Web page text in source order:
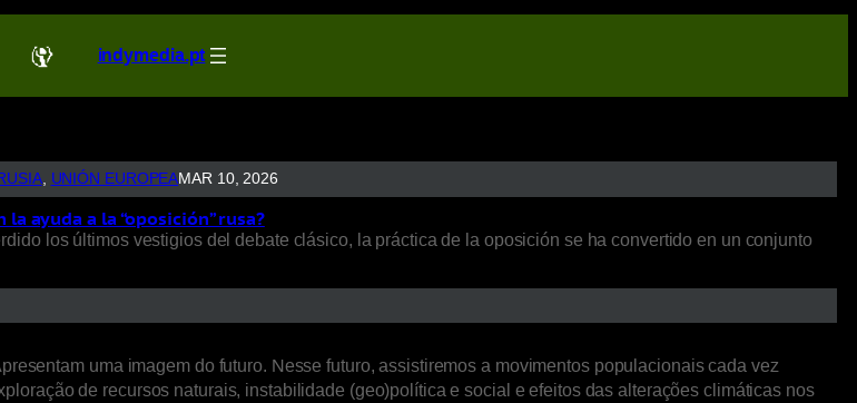
indymedia.pt
, UNIÓN EUROPEAMAR 10, 2026
ayuda a la “oposición” rusa?
los últimos vestigios del debate clásico, la práctica de la oposición se ha convertido en un conjunto
uma imagem do futuro. Nesse futuro, assistiremos a movimentos populacionais cada vez
de recursos naturais, instabilidade (geo)política e social e efeitos das alterações climáticas nos